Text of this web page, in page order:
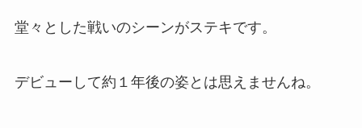
堂々とした戦いのシーンがステキです。
デビューして約１年後の姿とは思えませんね。